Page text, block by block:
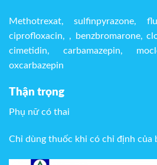
Methotrexat, sulfinpyrazone,
ciprofloxacin, , benzbromarone,
cimetidin, carbamazepin,
oxcarbazepin
Thận trọng
Phụ nữ có thai
Chỉ dùng thuốc khi có chỉ định của